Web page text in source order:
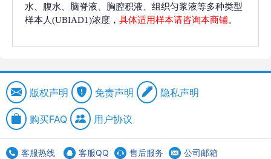
水、腹水、脑脊液、胸腔积液、组织匀浆液等多种类型
样本人(UBIAD1)浓度， 具体适用样本请咨询本商铺。
版权声明 免责声明 隐私声明
购买FAQ 用户协议
客服热线 客服QQ 售后服务 公司邮箱